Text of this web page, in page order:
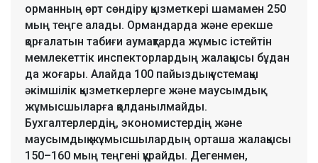
орманның өрт сөндіру қызметкері шамамен 250
мың теңге алады. Ормандарда және ерекше
қорғалатын табиғи аумақтарда жұмыс істейтін
мемлекеттік инспекторлардың жалақысы бұдан
да жоғары. Алайда 100 пайыздық үстемақы
әкімшілік қызметкерлерге және маусымдық
жұмысшыларға қолданылмайды.
Бухгалтерлердің, экономистердің және
маусымдық жұмысшылардың орташа жалақысы
150–160 мың теңгені құрайды. Дегенмен,